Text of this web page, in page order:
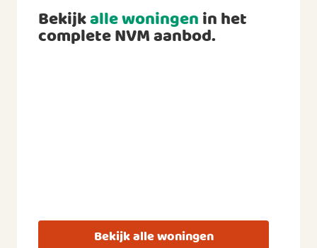
Bekijkalle woningenin het
complete NVM aanbod.
Bekijk alle woningen